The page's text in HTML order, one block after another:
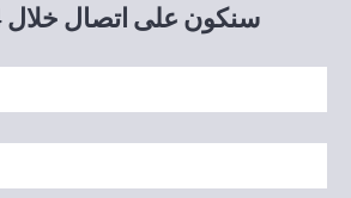
سنكون على اتصال خلال 24 ساعة